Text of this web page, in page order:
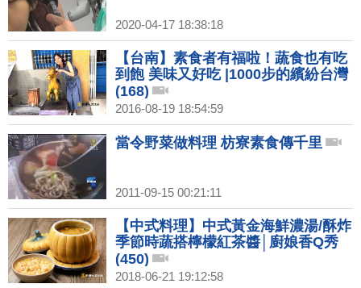
2020-04-17 18:38:18
【台南】素食者有福啦！蔬食也有吃
到飽 美味又好吃 |1000步的繽紛台灣
(168)
2016-08-19 18:54:59
當令野菜做料理 枋寮素食傳千里
2011-09-15 00:21:11
【中式料理】中式黃金海鮮濃湯/酥炸
季節時蔬搭檸檬紅茶醬│廚娘香Q秀
(450)
2018-06-21 19:12:58